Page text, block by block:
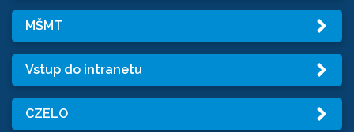
MŠMT
Vstup do intranetu
CZELO